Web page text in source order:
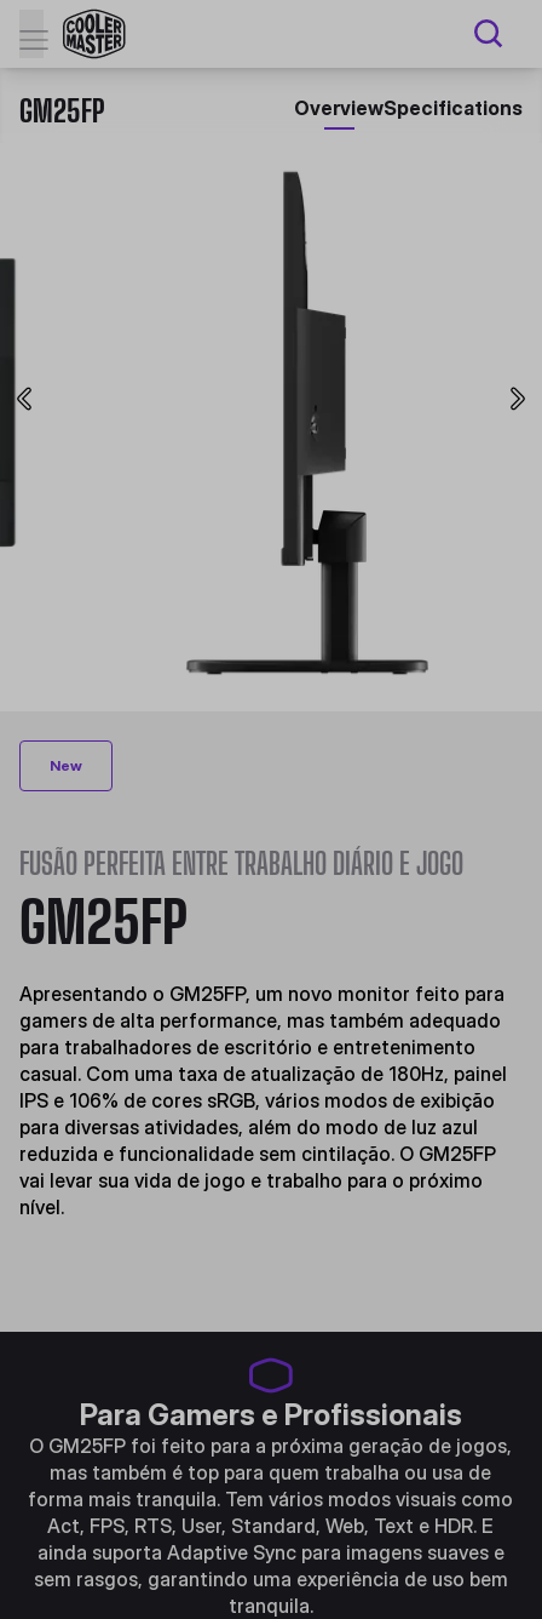
GM25FP OverviewSpecifications
New
FUSÃO PERFEITA ENTRE TRABALHO DIÁRIO E JOGO
GM25FP
Apresentando o GM25FP, um novo monitor feito para
gamers de alta performance, mas também adequado
para trabalhadores de escritório e entretenimento
casual. Com uma taxa de atualização de 180Hz, painel
IPS e 106% de cores sRGB, vários modos de exibição
para diversas atividades, além do modo de luz azul
reduzida e funcionalidade sem cintilação. O GM25FP
vai levar sua vida de jogo e trabalho para o próximo
nível.
Para Gamers e Profissionais
O GM25FP foi feito para a próxima geração de jogos,
mas também é top para quem trabalha ou usa de
forma mais tranquila. Tem vários modos visuais como
Act, FPS, RTS, User, Standard, Web, Text e HDR. E
ainda suporta Adaptive Sync para imagens suaves e
sem rasgos, garantindo uma experiência de uso bem
tranquila.